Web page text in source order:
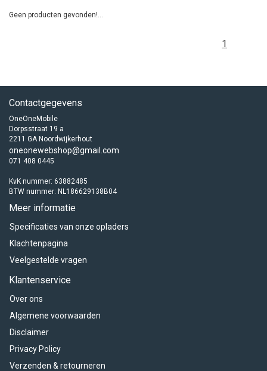
Geen producten gevonden!...
1
Contactgegevens
OneOneMobile
Dorpsstraat 19 a
2211 GA Noordwijkerhout
oneonewebshop@gmail.com
071 408 0445
KvK nummer: 63882485
BTW nummer: NL186629138B04
Meer informatie
Specificaties van onze opladers
Klachtenpagina
Veelgestelde vragen
Klantenservice
Over ons
Algemene voorwaarden
Disclaimer
Privacy Policy
Verzenden & retourneren